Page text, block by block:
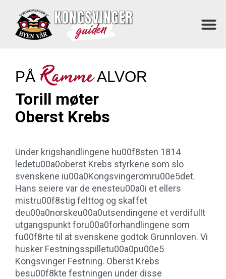
PÅ RammeALVOR
Torill møter
Oberst Krebs
Under krigshandlingene hu00f8sten 1814
ledetu00a0oberst Krebs styrkene som slo
svenskene iu00a0Kongsvingeromru00e5det.
Hans seiere var de enesteu00a0i et ellers
mistru00f8stig felttog og skaffet
deu00a0norskeu00a0utsendingene et verdifullt
utgangspunkt foru00a0forhandlingene som
fu00f8rte til at svenskene godtok Grunnloven. Vi
husker Festningsspilletu00a0pu00e5
Kongsvinger Festning. Oberst Krebs
besu00f8kte festningen under disse